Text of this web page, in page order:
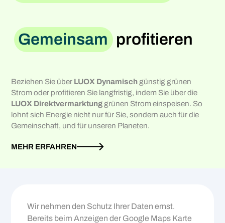
Gemeinsam profitieren
Beziehen Sie über LUOX Dynamisch günstig grünen
Strom oder profitieren Sie langfristig, indem Sie über die
LUOX Direktvermarktung grünen Strom einspeisen. So
lohnt sich Energie nicht nur für Sie, sondern auch für die
Gemeinschaft, und für unseren Planeten.
MEHR ERFAHREN
Wir nehmen den Schutz Ihrer Daten ernst.
Bereits beim Anzeigen der Google Maps Karte